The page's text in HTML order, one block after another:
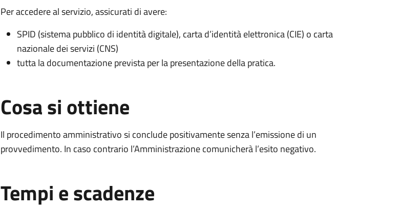
Per accedere al servizio, assicurati di avere:
SPID (sistema pubblico di identità digitale), carta d’identità elettronica (CIE) o carta
nazionale dei servizi (CNS)
tutta la documentazione prevista per la presentazione della pratica.
Cosa si ottiene
Il procedimento amministrativo si conclude positivamente senza l’emissione di un
provvedimento. In caso contrario l’Amministrazione comunicherà l’esito negativo.
Tempi e scadenze